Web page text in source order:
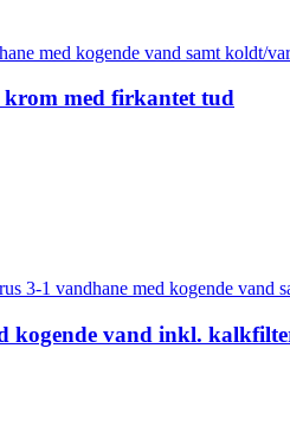
med kogende vand samt koldt/
med firkantet tud
3-1 vandhane med kogende vand
kogende vand inkl.